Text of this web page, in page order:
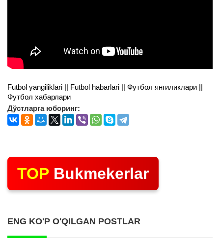
Futbol yangiliklari || Futbol habarlari || Футбол янгиликлари ||
Футбол хабарлари
Дўстларга юборинг:
TOP Bukmekerlar
ENG KO'P O'QILGAN POSTLAR